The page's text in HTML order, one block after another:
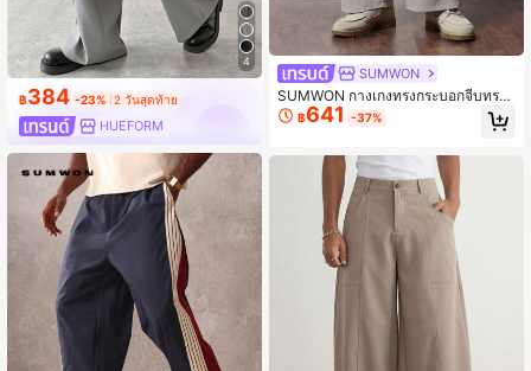
4
฿384 -23% 2 วันสุดท้าย
HUEFORM
SUMWON
SUMWON กางเกงทรงกระบอกจีบทรง
หลวมพอดีตัว กางเกงลำลองสำหรับใส่
ทำงานในออฟฟิศ สไตล์คลาสสิกหรูหรา
บไม้ร่วง
฿641 -37%